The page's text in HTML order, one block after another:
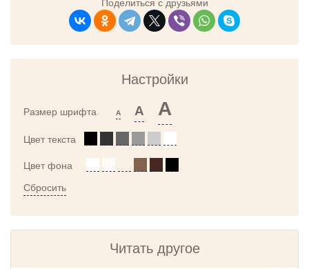
Поделиться с друзьями
Настройки
Размер шрифта A A A
Цвет текста
Цвет фона
Сбросить
Читать другое